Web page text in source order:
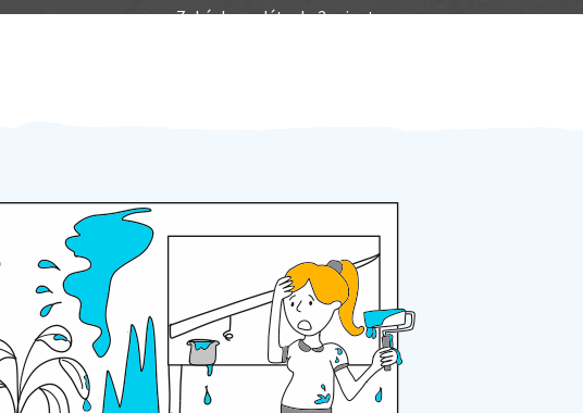
Zakázku zadáte do 2 minut